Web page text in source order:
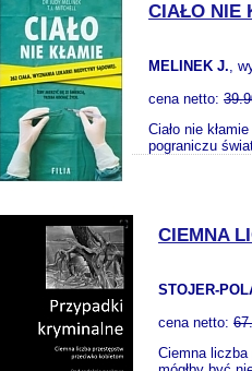
CIAŁO NIE
MELINEK J.,
cena netto:
Ciało nie
pograniczu
CIEMNA
STOJER-
cena netto:
Ciemna